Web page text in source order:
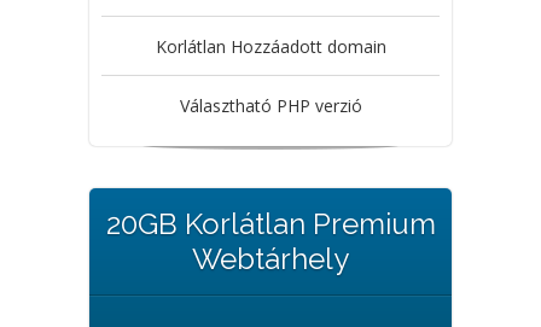
Korlátlan Hozzáadott domain
Választható PHP verzió
20GB Korlátlan Premium
Webtárhely